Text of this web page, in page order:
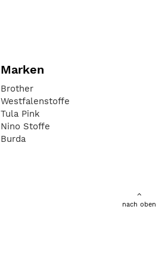
Marken
Brother
Westfalenstoffe
Tula Pink
Nino Stoffe
Burda
nach oben